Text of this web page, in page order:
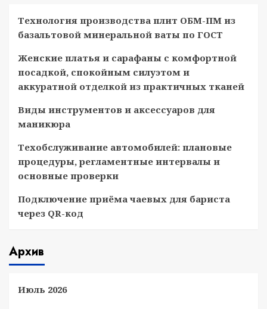
Технология производства плит ОБМ-ПМ из
базальтовой минеральной ваты по ГОСТ
Женские платья и сарафаны с комфортной
посадкой, спокойным силуэтом и
аккуратной отделкой из практичных тканей
Виды инструментов и аксессуаров для
маникюра
Техобслуживание автомобилей: плановые
процедуры, регламентные интервалы и
основные проверки
Подключение приёма чаевых для бариста
через QR-код
Архив
Июль 2026